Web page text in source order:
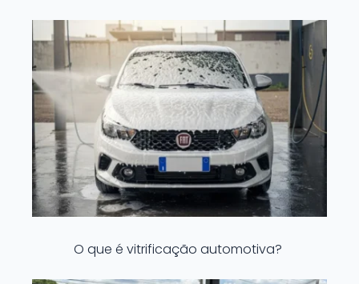
O que é vitrificação automotiva?